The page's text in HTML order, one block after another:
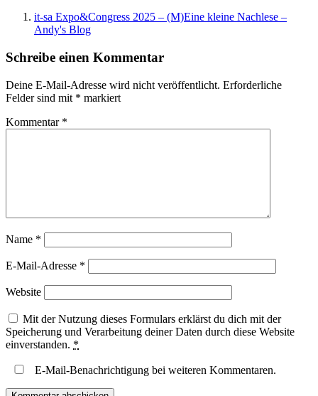
it-sa Expo&Congress 2025 – (M)Eine kleine Nachlese –
Andy's Blog
Schreibe einen Kommentar
Deine E-Mail-Adresse wird nicht veröffentlicht. Erforderliche
Felder sind mit * markiert
Kommentar *
Name *
E-Mail-Adresse *
Website
Mit der Nutzung dieses Formulars erklärst du dich mit der
Speicherung und Verarbeitung deiner Daten durch diese Website
einverstanden. *
E-Mail-Benachrichtigung bei weiteren Kommentaren.